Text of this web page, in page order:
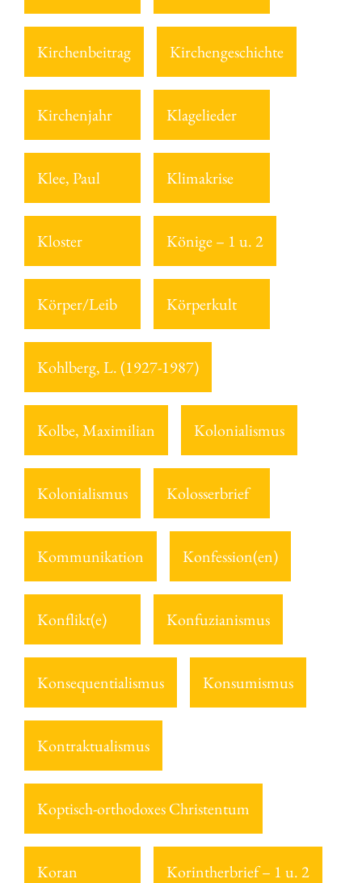
Kirchenbeitrag Kirchengeschichte
Kirchenjahr Klagelieder
Klee, Paul Klimakrise
Kloster Könige – 1 u. 2
Körper/Leib Körperkult
Kohlberg, L. (1927-1987)
Kolbe, Maximilian Kolonialismus
Kolonialismus Kolosserbrief
Kommunikation Konfession(en)
Konflikt(e) Konfuzianismus
Konsequentialismus Konsumismus
Kontraktualismus
Koptisch-orthodoxes Christentum
Koran Korintherbrief – 1 u. 2